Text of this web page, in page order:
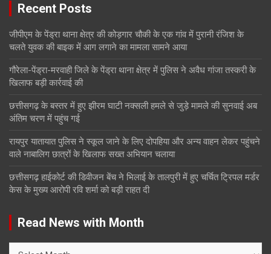
Recent Posts
जीपीएम के पेंड्रा थाना क्षेत्र की कोड़गार चौकी के एक गांव में पुरानी रंजिश के
चलते युवक की बाइक में आग लगाने का मामला सामने आया
गौरेला-पेंड्रा-मरवाही जिले के पेंड्रा थाना क्षेत्र में पुलिस ने अवैध गांजा तस्करी के
खिलाफ बड़ी कार्रवाई की
छत्तीसगढ़ के बस्तर में हुए झीरम घाटी नक्सली हमले से जुड़े मामले की सुनवाई अब
अंतिम चरण में पहुंच गई
रायपुर यातायात पुलिस ने स्कूल जाने के लिए दोपहिया और अन्य वाहन लेकर पहुंचने
वाले नाबालिग छात्रों के खिलाफ सख्त अभियान चलाया
छत्तीसगढ़ हाईकोर्ट की डिवीजन बेंच ने भिलाई के तालपुरी में हुए चर्चित ट्रिपल मर्डर
केस के मुख्य आरोपी रवि शर्मा को बड़ी राहत दी
Read News with Month